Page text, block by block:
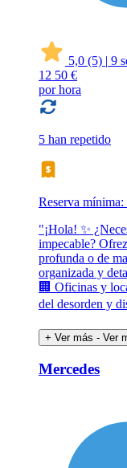
5,0 (5) | 9
12 50 €
por hora
5 han repetido
Reserva mínima:
"¡Hola! ✨
impecable?
profunda o de
organizada y
🏢 Oficinas y
del desorden y
+ Ver más - Ver
Mercedes